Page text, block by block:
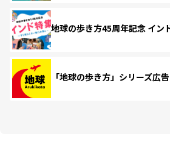
地球の歩き方45周年記念 イン
「地球の歩き方」シリーズ広